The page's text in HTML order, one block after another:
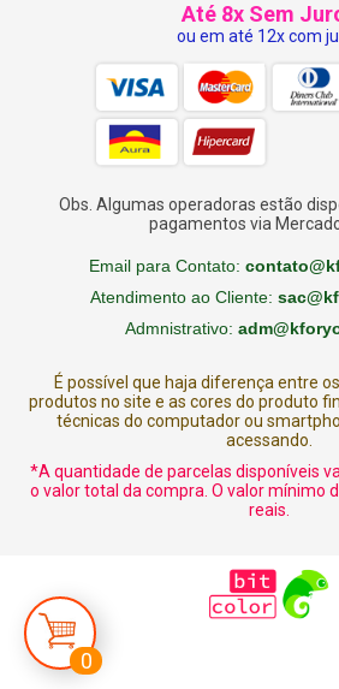
0
Até 8x Sem
ou em até 12x com
Obs. Algumas operadoras estão
pagamentos via
Email para Contato:
Atendimento ao Cliente:
Admnistrativo:
É possível que haja diferença entre
produtos no site e as cores do produto
técnicas do computador ou
acessando.
*A quantidade de parcelas disponíveis
o valor total da compra. O valor mínimo
reais.